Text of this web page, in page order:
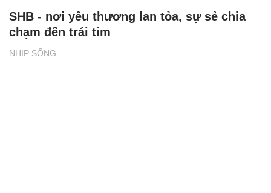
NHỊP SỐNG
SHB - nơi yêu thương lan tỏa, sự sẻ chia
chạm đến trái tim